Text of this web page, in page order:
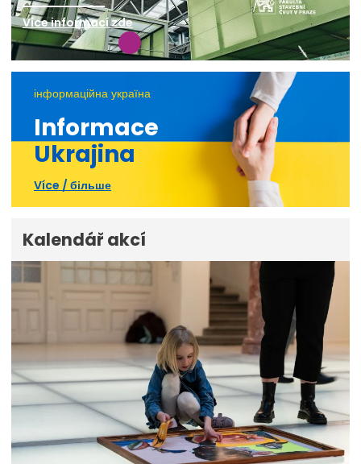
Více informací zde
інформаційна україна
Informace
Ukrajina
Více / більше
Kalendář akcí